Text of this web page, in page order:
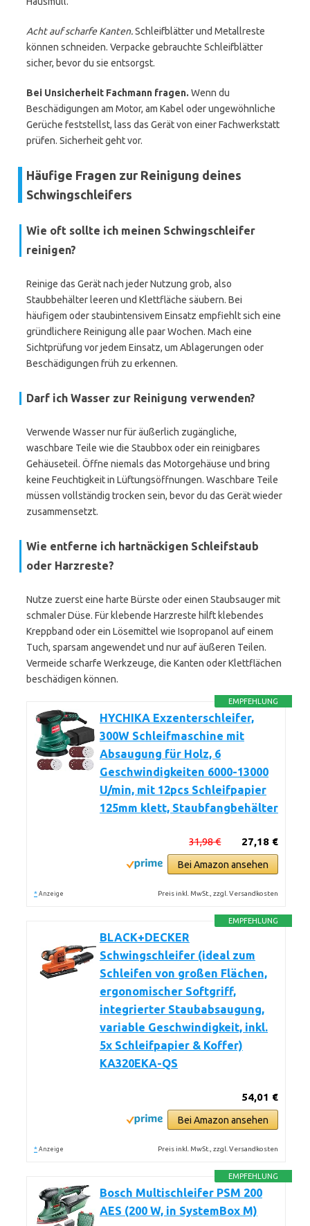
Acht auf scharfe Kanten.Schleifblätter und Metallreste
können schneiden. Verpacke gebrauchte Schleifblätter
sicher, bevor du sie entsorgst.
Bei Unsicherheit Fachmann fragen. Wenn du
Beschädigungen am Motor, am Kabel oder ungewöhnliche
Gerüche feststellst, lass das Gerät von einer Fachwerkstatt
prüfen. Sicherheit geht vor.
Häufige Fragen zur Reinigung deines
Schwingschleifers
Wie oft sollte ich meinen Schwingschleifer
reinigen?
Reinige das Gerät nach jeder Nutzung grob, also
Staubbehälter leeren und Klettfläche säubern. Bei
häufigem oder staubintensivem Einsatz empfiehlt sich eine
gründlichere Reinigung alle paar Wochen. Mach eine
Sichtprüfung vor jedem Einsatz, um Ablagerungen oder
Beschädigungen früh zu erkennen.
Darf ich Wasser zur Reinigung verwenden?
Verwende Wasser nur für äußerlich zugängliche,
waschbare Teile wie die Staubbox oder ein reinigbares
Gehäuseteil. Öffne niemals das Motorgehäuse und bring
keine Feuchtigkeit in Lüftungsöffnungen. Waschbare Teile
müssen vollständig trocken sein, bevor du das Gerät wieder
zusammensetzt.
Wie entferne ich hartnäckigen Schleifstaub
oder Harzreste?
Nutze zuerst eine harte Bürste oder einen Staubsauger mit
schmaler Düse. Für klebende Harzreste hilft klebendes
Kreppband oder ein Lösemittel wie Isopropanol auf einem
Tuch, sparsam angewendet und nur auf äußeren Teilen.
Vermeide scharfe Werkzeuge, die Kanten oder Klettflächen
beschädigen können.
EMPFEHLUNG
HYCHIKA Exzenterschleifer,
300W Schleifmaschine mit
Absaugung für Holz, 6
Geschwindigkeiten 6000-13000
U/min, mit 12pcs Schleifpapier
125mm klett, Staubfangbehälter
27,18 €
31,98 €
Bei Amazon ansehen
* Anzeige Preis inkl. MwSt., zzgl. Versandkosten
EMPFEHLUNG
BLACK+DECKER
Schwingschleifer (ideal zum
Schleifen von großen Flächen,
ergonomischer Softgriff,
integrierter Staubabsaugung,
variable Geschwindigkeit, inkl.
5x Schleifpapier & Koffer)
KA320EKA-QS
54,01 €
Bei Amazon ansehen
* Anzeige Preis inkl. MwSt., zzgl. Versandkosten
EMPFEHLUNG
Bosch Multischleifer PSM 200
AES (200 W, in SystemBox M)